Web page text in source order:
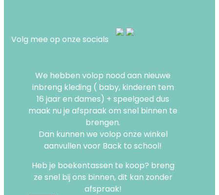
Volg mee op onze socials
We hebben volop nood aan nieuwe
inbreng kleding ( baby, kinderen tem
16 jaar en dames) + speelgoed dus
maak nu je afspraak om snel binnen te
brengen.
Dan kunnen we volop onze winkel
aanvullen voor Back to school!
Heb je boekentassen te koop? breng
ze snel bij ons binnen, dit kan zonder
afspraak!